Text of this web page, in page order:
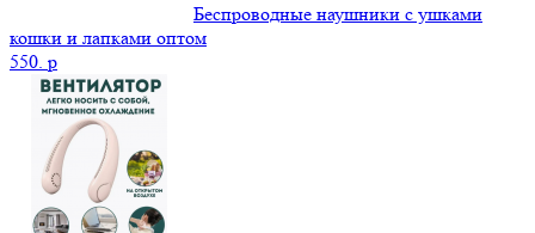
Беспроводные наушники с ушками
кошки и лапками оптом
550. p